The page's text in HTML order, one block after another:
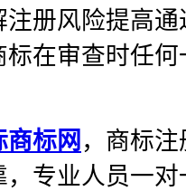
册风险提高
标在审查时任
商标网，商标
专业人员一